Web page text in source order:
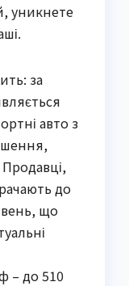
уникнете
за
авто з
до
що
– до 510